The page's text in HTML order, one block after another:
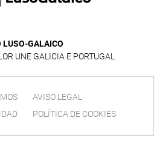
LUSO-GALAICO
UNE GALICIA E PORTUGAL
AVISO LEGAL
POLÍTICA DE COOKIES